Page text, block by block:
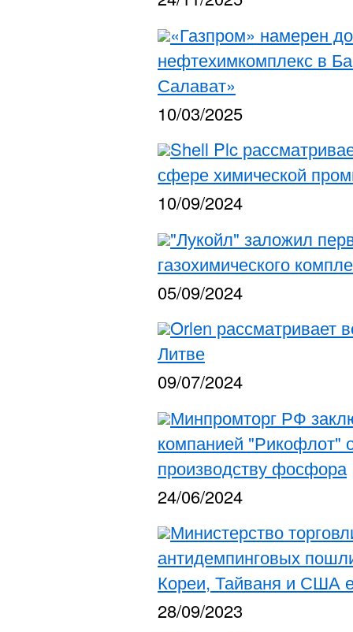
«Газпром» намерен
нефтехимкомплекс в
Салават»
10/03/2025
Shell Plc
сфере химической
10/09/2024
"Лукойл" заложил
газохимического
05/09/2024
Orlen рассматривает
Литве
09/07/2024
Минпромторг РФ
компанией "Рикофлот"
производству фосфора
24/06/2024
Министерство
антидемпинговых
Кореи, Тайваня и США
28/09/2023